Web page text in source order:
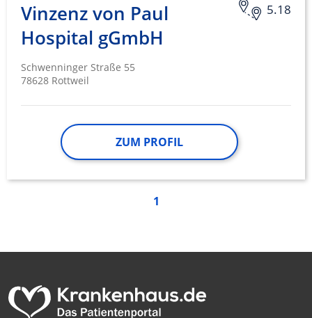
5.18
Vinzenz von Paul
Hospital gGmbH
Schwenninger Straße 55
78628 Rottweil
ZUM PROFIL
1